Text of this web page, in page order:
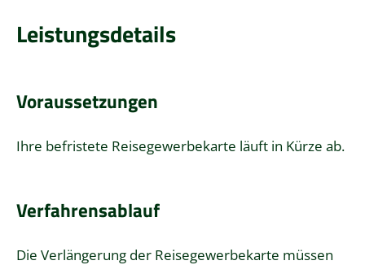
Leistungsdetails
Voraussetzungen
Ihre befristete Reisegewerbekarte läuft in Kürze ab.
Verfahrensablauf
Die Verlängerung der Reisegewerbekarte müssen